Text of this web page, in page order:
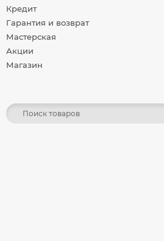
Кредит
Гарантия и возврат
Мастерская
Акции
Магазин